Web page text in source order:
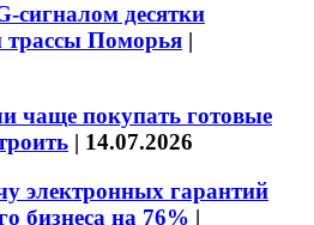
сигналом десятки
трассы Поморья |
чаще покупать готовые
| 14.07.2026
электронных гарантий
бизнеса на 76% |